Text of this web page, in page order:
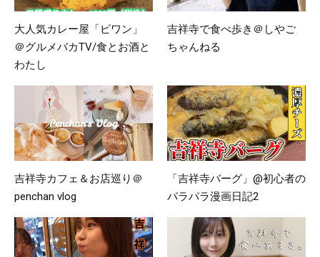
大人気カレー屋「ピワン」
＠グルメバカTV/食とお酒と
わたし
吉祥寺で食べ歩き＠しやご
ちゃんねる
吉祥寺カフェ＆お店巡り＠
penchan vlog
「吉祥寺バーグ」@初心者の
パラパラ漫画日記2